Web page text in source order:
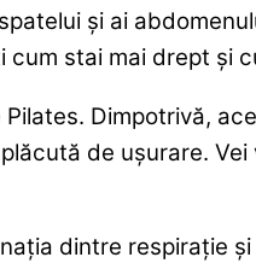
și ai
stai mai drept și
Dimpotrivă,
de ușurare.
dintre respirație